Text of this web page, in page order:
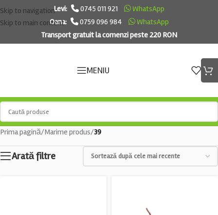
Skip to navigation
Skip to main content
Levi: 0745 011 921
WhatsApp
Oana:
0759 096 984
WhatsApp
Transport gratuit la comenzi peste 220 RON
MENIU
Prima pagină/Marime produs/39
Arată filtre